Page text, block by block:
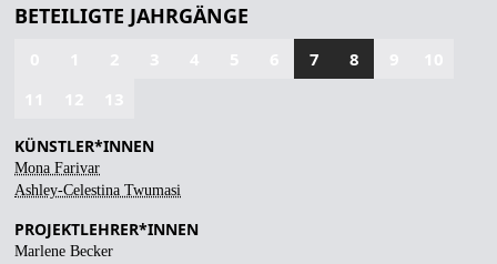
KÜNSTLER*INNEN
Mona Farivar
Ashley-Celestina Twumasi
PROJEKTLEHRER*INNEN
Marlene Becker
BETEILIGTE JAHRGÄNGE
7 8